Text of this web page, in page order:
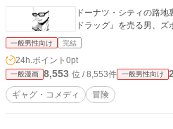
ドーナツ・シティの路
ドラッグ』を売る男、ズ
一般男性向け 完結
24h.ポイント 0pt
一般漫画 8,553 位 / 8,553件 一般男性向け
ギャグ・コメディ 冒険